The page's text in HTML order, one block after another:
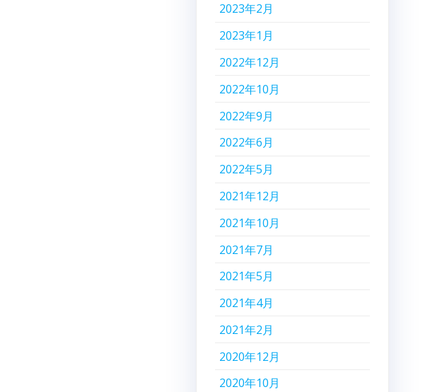
2023年2月
2023年1月
2022年12月
2022年10月
2022年9月
2022年6月
2022年5月
2021年12月
2021年10月
2021年7月
2021年5月
2021年4月
2021年2月
2020年12月
2020年10月